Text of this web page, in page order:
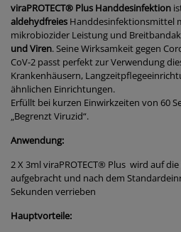
viraPROTECT® Plus Handdesinfektion
aldehydfreies Handdesinfektionsmittel
mikrobiozider Leistung und
und Viren. Seine Wirksamkeit gegen
CoV-2 passt perfekt zur Verwendung
Krankenhäusern,
ähnlichen Einrichtungen.
Erfüllt bei kurzen Einwirkzeiten von 60
„Begrenzt Viruzid“.
Anwendung:
2 X 3ml viraPROTECT® Plus wird auf
aufgebracht und nach dem
Sekunden verrieben
Hauptvorteile: